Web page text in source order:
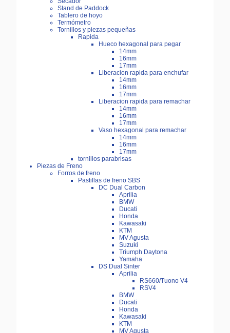
Stand de Paddock
Tablero de hoyo
Termómetro
Tornillos y piezas pequeñas
Rapida
Hueco hexagonal para pegar
14mm
16mm
17mm
Liberacion rapida para enchufar
14mm
16mm
17mm
Liberacion rapida para remachar
14mm
16mm
17mm
Vaso hexagonal para remachar
14mm
16mm
17mm
tornillos parabrisas
Piezas de Freno
Forros de freno
Pastillas de freno SBS
DC Dual Carbon
Aprilia
BMW
Ducati
Honda
Kawasaki
KTM
MV Agusta
Suzuki
Triumph Daytona
Yamaha
DS Dual Sinter
Aprilia
RS660/Tuono V4
RSV4
BMW
Ducati
Honda
Kawasaki
KTM
MV Agusta